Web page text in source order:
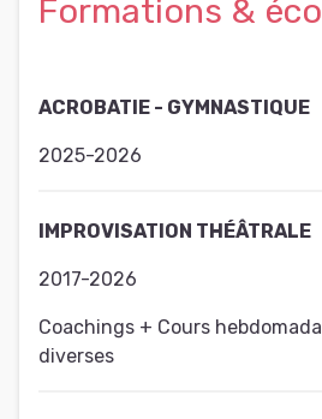
Formations &
ACROBATIE - GYMNASTIQUE
2025-2026
IMPROVISATION THÉÂTRALE
2017-2026
Coachings + Cours
diverses